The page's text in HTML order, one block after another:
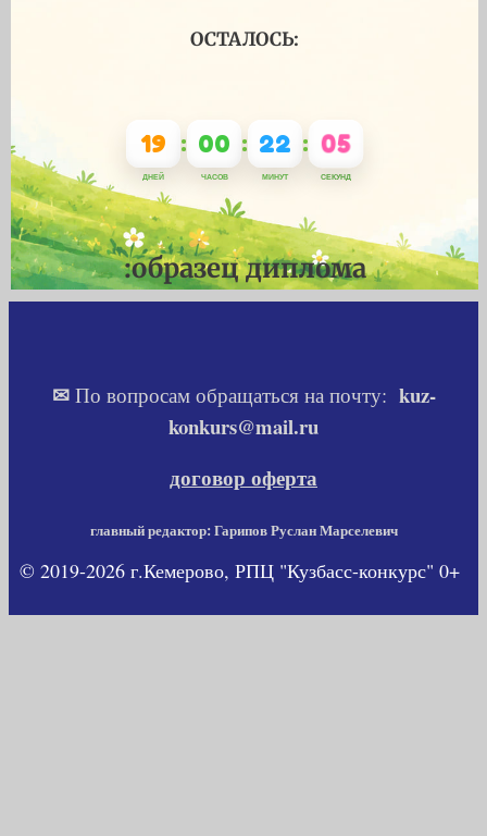
ОСТАЛОСЬ:
19
ДНЕЙ
: 00
ЧАСОВ
: 22
МИНУТ
: 05
СЕКУНД
:образец диплома
✉ По вопросам обращаться на почту: kuz-
konkurs@mail.ru
договор оферта
главный редактор: Гарипов Руслан Марселевич
© 2019-2026 г.Кемерово, РПЦ "Кузбасс-конкурс" 0+